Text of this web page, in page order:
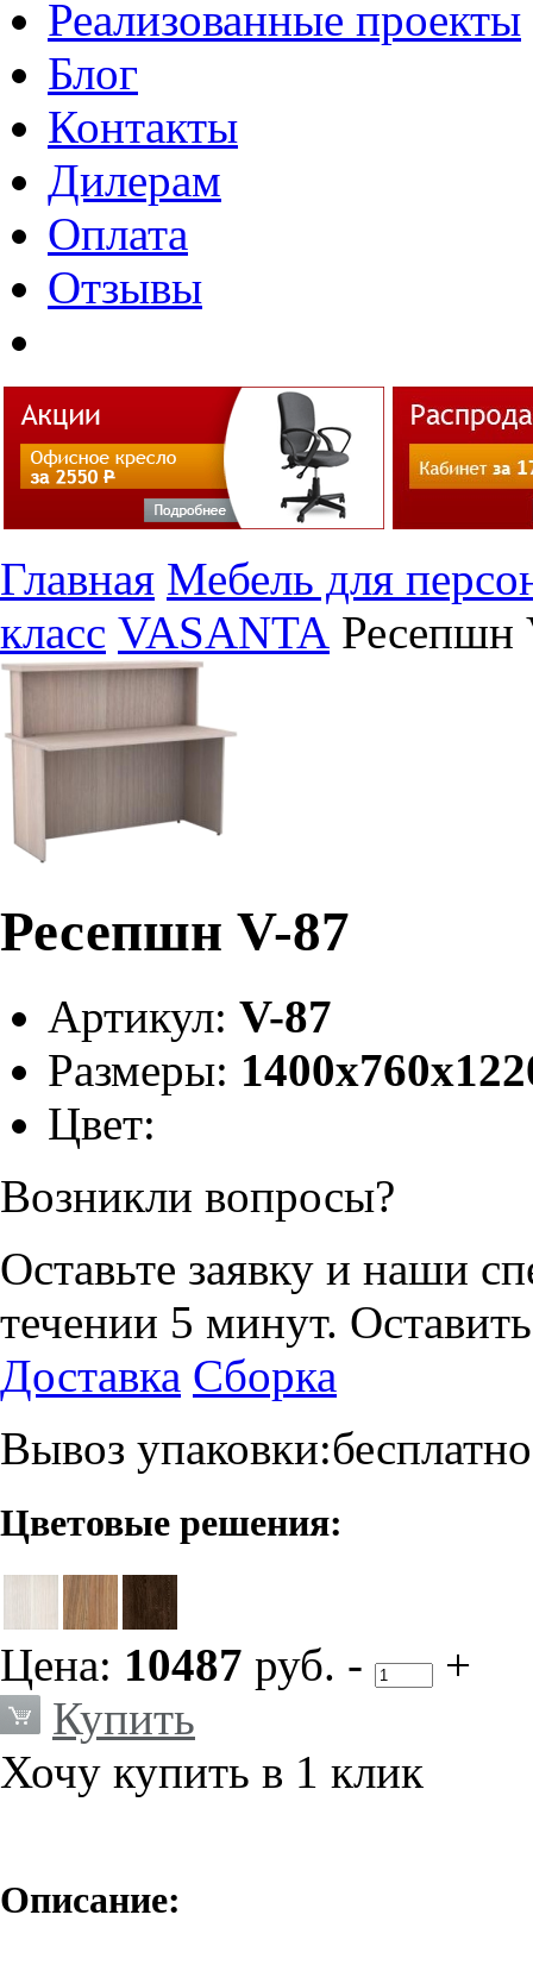
Реализованные проекты
Блог
Контакты
Дилерам
Оплата
Отзывы
Главная Мебель для
класс VASANTA Ресепшн
Ресепшн V-87
Артикул: V-87
Размеры:
Цвет:
Возникли вопросы?
Оставьте заявку и наши
течении 5 минут.
Доставка Сборка
Вывоз упаковки:бесплатно
Цветовые решения:
Цена: 10487 руб. -
+
Купить
Хочу купить в 1 клик
Описание: